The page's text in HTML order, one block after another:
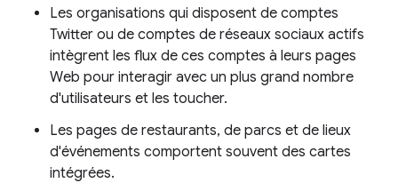
Les organisations qui disposent de comptes
Twitter ou de comptes de réseaux sociaux actifs
intègrent les flux de ces comptes à leurs pages
Web pour interagir avec un plus grand nombre
d'utilisateurs et les toucher.
Les pages de restaurants, de parcs et de lieux
d'événements comportent souvent des cartes
intégrées.